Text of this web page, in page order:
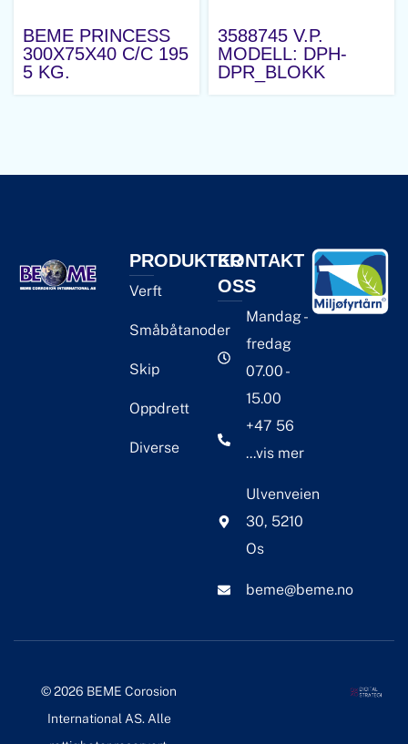
BEME PRINCESS
300X75X40 C/C 195
5 KG.
3588745 V.P.
MODELL: DPH-
DPR_BLOKK
PRODUKTER
Verft
Småbåtanoder
Skip
Oppdrett
Diverse
KONTAKT
OSS
Mandag -
fredag
07.00 -
15.00
+47 56
...vis mer
Ulvenveien
30, 5210
Os
beme@beme.no
© 2026 BEME Corosion
International AS. Alle